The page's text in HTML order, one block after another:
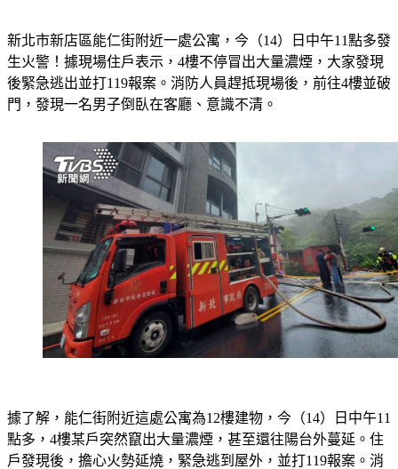
新北市新店區能仁街附近一處公寓，今（14）日中午11點多發
生火警！據現場住戶表示，4樓不停冒出大量濃煙，大家發現
後緊急逃出並打119報案。消防人員趕抵現場後，前往4樓並破
門，發現一名男子倒臥在客廳、意識不清。
據了解，能仁街附近這處公寓為12樓建物，今（14）日中午11
點多，4樓某戶突然竄出大量濃煙，甚至還往陽台外蔓延。住
戶發現後，擔心火勢延燒，緊急逃到屋外，並打119報案。消